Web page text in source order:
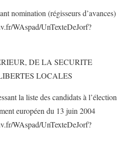
nomination (régisseurs d’avances)
WAspad/UnTexteDeJorf?
DE LA SECURITE
LOCALES
la liste des candidats à l’élection
européen du 13 juin 2004
WAspad/UnTexteDeJorf?